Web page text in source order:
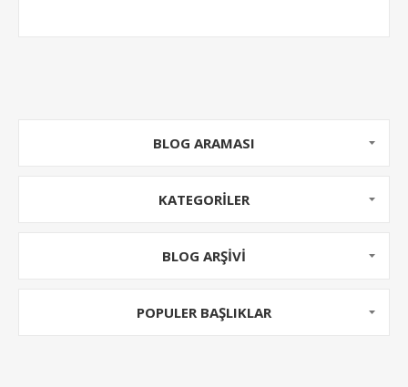
BLOG ARAMASI
KATEGORILER
BLOG ARŞIVI
POPULER BAŞLIKLAR